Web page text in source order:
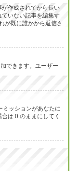
作成されてから長い
いない記事を編集す
が既に誰かから返信さ
できます。ユーザー
ミッションがあなたに
は 0 のままにしてく